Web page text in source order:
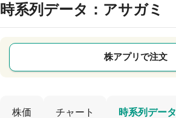
時系列データ ：アサガミ
株アプリで注文
株価 チャート 時系列データ